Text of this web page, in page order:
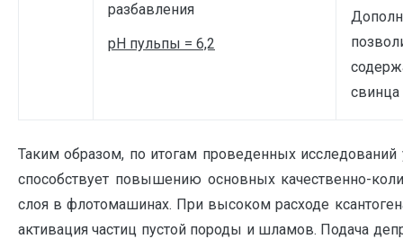
разбавления
рН пульпы = 6,2
свинца
Таким образом, по итогам проведенных исследований
способствует повышению основных качественно-
слоя в флотомашинах. При высоком расходе
активация частиц пустой породы и шламов. Подача